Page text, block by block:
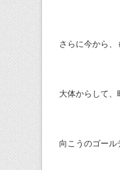
さらに今から
大体からして、
向こうのゴー